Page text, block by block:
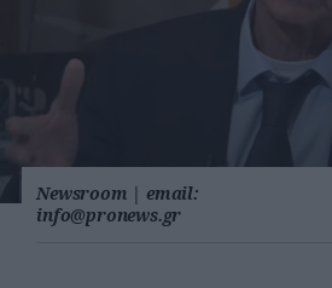
Newsroom | email:
info@pronews.gr